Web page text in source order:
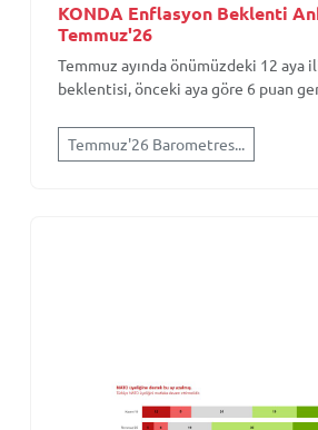
KONDA Enflasyon Beklenti
Temmuz'26
Temmuz ayında önümüzdeki 12 aya
beklentisi, önceki aya göre 6 puan
Temmuz'26 Barometres...